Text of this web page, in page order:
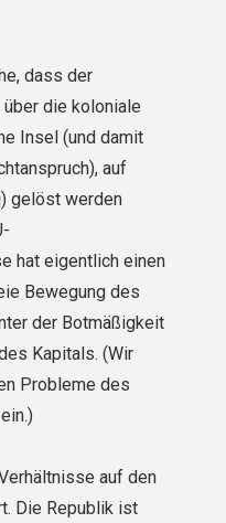
dass der
die koloniale
Insel (und damit
auf
gelöst werden
hat eigentlich einen
Bewegung des
der Botmäßigkeit
Kapitals. (Wir
Probleme des
auf den
Die Republik ist